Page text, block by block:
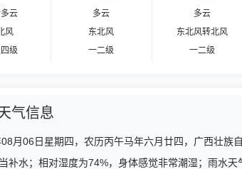
云
风
级
多云
东北风
一二级
多云
东北风转北风
一二级
气信息
月06日星期四，农历丙午马年六月廿四，广西壮族
补水；相对湿度为74%，身体感觉非常潮湿；雨水